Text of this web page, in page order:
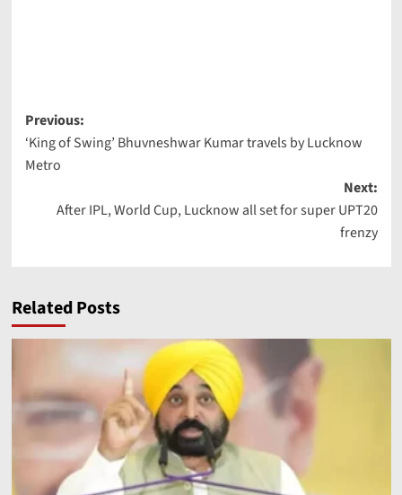
Post
navigation
Previous:
‘King of Swing’ Bhuvneshwar Kumar travels by Lucknow
Metro
Next:
After IPL, World Cup, Lucknow all set for super UPT20
frenzy
Related Posts